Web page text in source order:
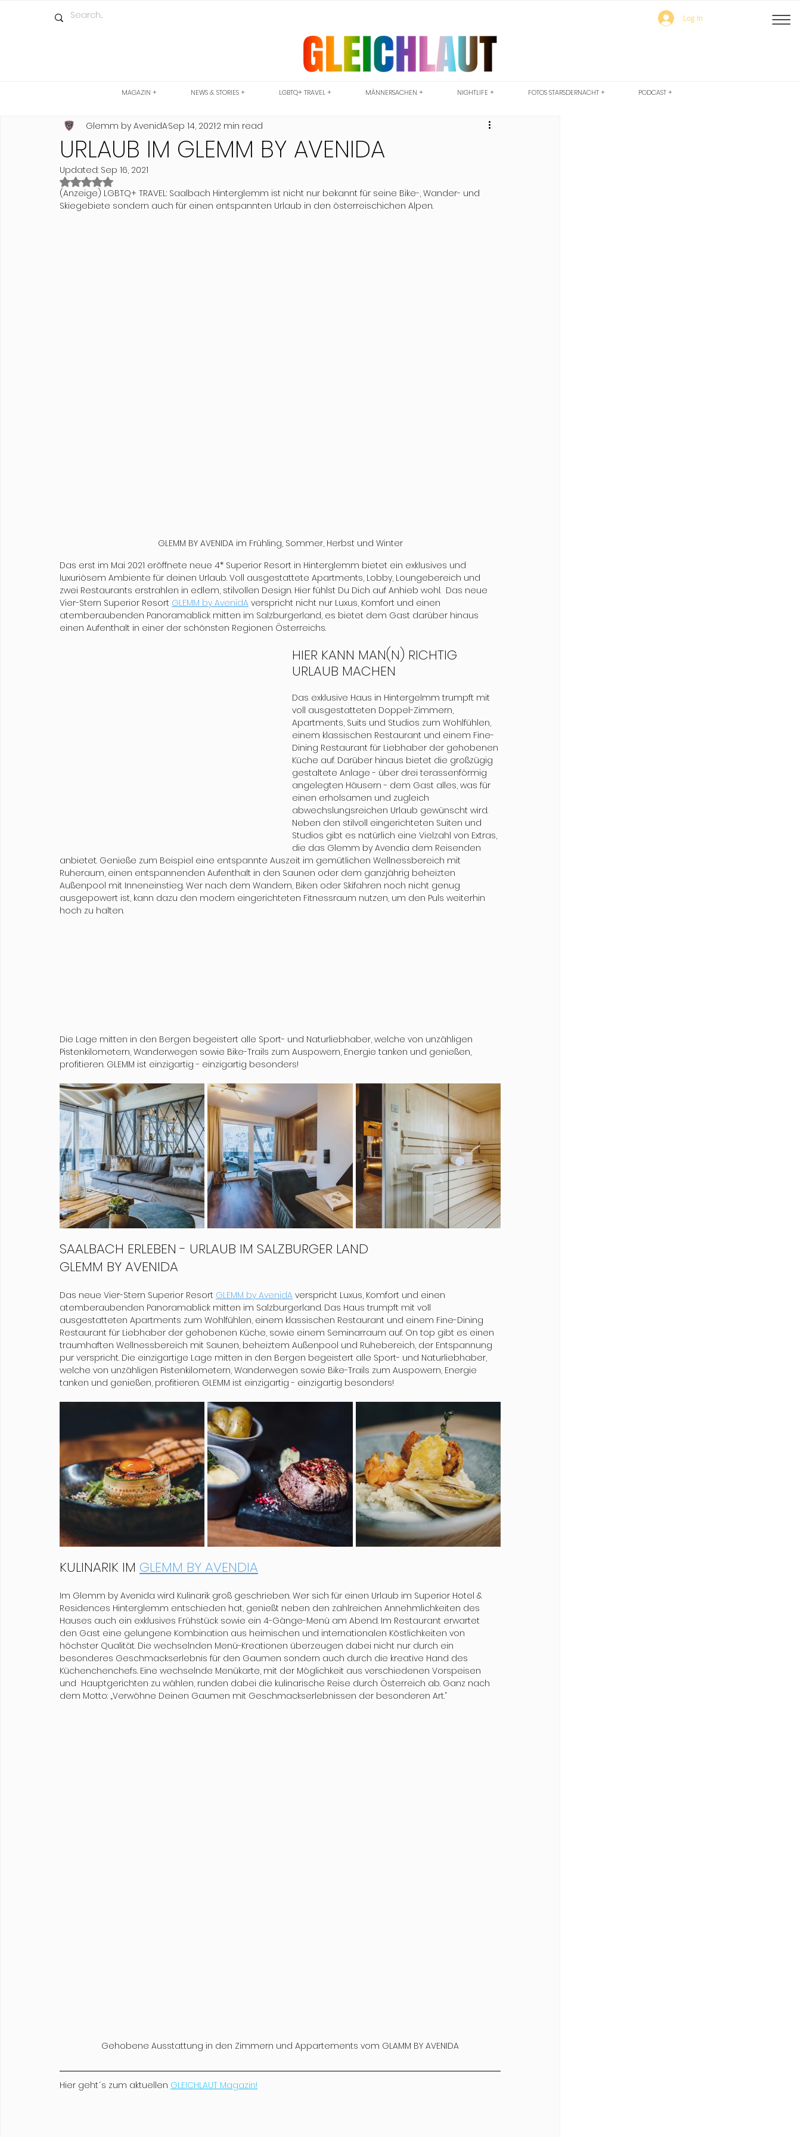
Log In
MAGAZIN + NEWS & STORIES + LGBTQ+ TRAVEL + MÄNNERSACHEN + NIGHTLIFE + FOTOS STARSDERNACHT + PODCAST +
URLAUB IM GLEMM BY AVENIDA
Glemm by AvenidASep 14, 20212 min read
Updated: Sep 16, 2021
Rated NaN out of 5 stars.
(Anzeige) LGBTQ+ TRAVEL: Saalbach Hinterglemm ist nicht nur bekannt für seine Bike-, Wander- und
Skiegebiete sondern auch für einen entspannten Urlaub in den österreischichen Alpen.
GLEMM BY AVENIDA im Frühling, Sommer, Herbst und Winter
Das erst im Mai 2021 eröffnete neue 4* Superior Resort in Hinterglemm bietet ein exklusives und
luxuriösem Ambiente für deinen Urlaub. Voll ausgestattete Apartments, Lobby, Loungebereich und
zwei Restaurants erstrahlen in edlem, stilvollen Design. Hier fühlst Du Dich auf Anhieb wohl.  Das neue
Vier-Stern Superior Resort GLEMM by AvenidA verspricht nicht nur Luxus, Komfort und einen
atemberaubenden Panoramablick mitten im Salzburgerland, es bietet dem Gast darüber hinaus
einen Aufenthalt in einer der schönsten Regionen Österreichs.
HIER KANN MAN(N) RICHTIG
URLAUB MACHEN
Das exklusive Haus in Hintergelmm trumpft mit
voll ausgestatteten Doppel-Zimmern,
Apartments, Suits und Studios zum Wohlfühlen,
einem klassischen Restaurant und einem Fine-
Dining Restaurant für Liebhaber der gehobenen
Küche auf. Darüber hinaus bietet die großzügig
gestaltete Anlage - über drei terassenförmig
angelegten Häusern - dem Gast alles, was für
einen erholsamen und zugleich
abwechslungsreichen Urlaub gewünscht wird.
Neben den stilvoll eingerichteten Suiten und
Studios gibt es natürlich eine Vielzahl von Extras,
die das Glemm by Avendia dem Reisenden
anbietet. Genieße zum Beispiel eine entspannte Auszeit im gemütlichen Wellnessbereich mit
Ruheraum, einen entspannenden Aufenthalt in den Saunen oder dem ganzjährig beheizten
Außenpool mit Inneneinstieg. Wer nach dem Wandern, Biken oder Skifahren noch nicht genug
ausgepowert ist, kann dazu den modern eingerichteten Fitnessraum nutzen, um den Puls weiterhin
hoch zu halten.
Die Lage mitten in den Bergen begeistert alle Sport- und Naturliebhaber, welche von unzähligen
Pistenkilometern, Wanderwegen sowie Bike-Trails zum Auspowern, Energie tanken und genießen,
profitieren. GLEMM ist einzigartig - einzigartig besonders!
SAALBACH ERLEBEN - URLAUB IM SALZBURGER LAND
GLEMM BY AVENIDA
Das neue Vier-Stern Superior Resort GLEMM by AvenidA verspricht Luxus, Komfort und einen
atemberaubenden Panoramablick mitten im Salzburgerland. Das Haus trumpft mit voll
ausgestatteten Apartments zum Wohlfühlen, einem klassischen Restaurant und einem Fine-Dining
Restaurant für Liebhaber der gehobenen Küche, sowie einem Seminarraum auf. On top gibt es einen
traumhaften Wellnessbereich mit Saunen, beheiztem Außenpool und Ruhebereich, der Entspannung
pur verspricht. Die einzigartige Lage mitten in den Bergen begeistert alle Sport- und Naturliebhaber,
welche von unzähligen Pistenkilometern, Wanderwegen sowie Bike-Trails zum Auspowern, Energie
tanken und genießen, profitieren. GLEMM ist einzigartig - einzigartig besonders!
KULINARIK IM GLEMM BY AVENDIA
Im Glemm by Avenida wird Kulinarik groß geschrieben. Wer sich für einen Urlaub im Superior Hotel &
Residences Hinterglemm entschieden hat, genießt neben den zahlreichen Annehmlichkeiten des
Hauses auch ein exklusives Frühstück sowie ein 4-Gänge-Menü am Abend. Im Restaurant erwartet
den Gast eine gelungene Kombination aus heimischen und internationalen Köstlichkeiten von
höchster Qualität. Die wechselnden Menü-Kreationen überzeugen dabei nicht nur durch ein
besonderes Geschmackserlebnis für den Gaumen sondern auch durch die kreative Hand des
Küchenchenchefs. Eine wechselnde Menükarte, mit der Möglichkeit aus verschiedenen Vorspeisen
und  Hauptgerichten zu wählen, runden dabei die kulinarische Reise durch Österreich ab. Ganz nach
dem Motto: „Verwöhne Deinen Gaumen mit Geschmackserlebnissen der besonderen Art.“
Gehobene Ausstattung in den Zimmern und Appartements vom GLAMM BY AVENIDA
Hier geht´s zum aktuellen GLEICHLAUT Magazin!